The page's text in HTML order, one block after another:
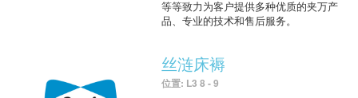
等等致力为客户提供多种优质的夹万产
品、专业的技术和售后服务。
丝涟床褥
位置: L3 8 - 9